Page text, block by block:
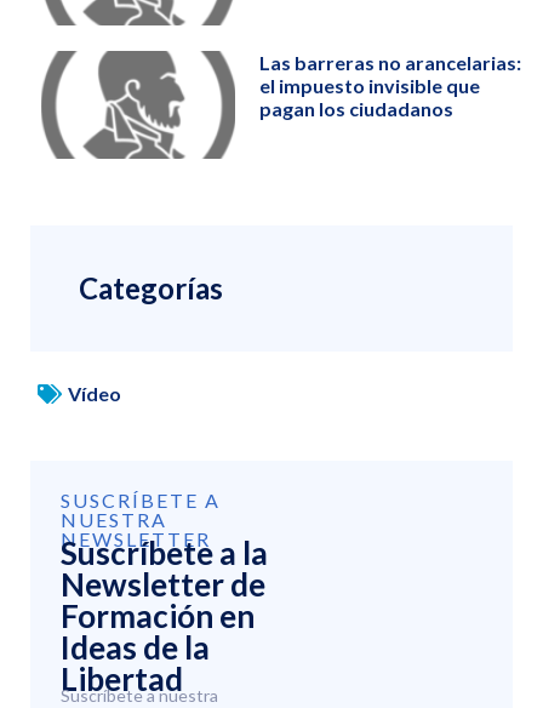
Las barreras no arancelarias:
el impuesto invisible que
pagan los ciudadanos
Categorías
Vídeo
SUSCRÍBETE A
NUESTRA
NEWSLETTER
Suscríbete a la
Newsletter de
Formación en
Ideas de la
Libertad
Suscríbete a nuestra